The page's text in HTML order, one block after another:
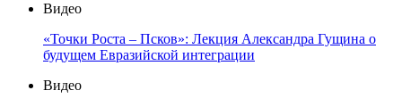
Видео
«Точки Роста – Псков»: Лекция Александра Гущина о
будущем Евразийской интеграции
Видео